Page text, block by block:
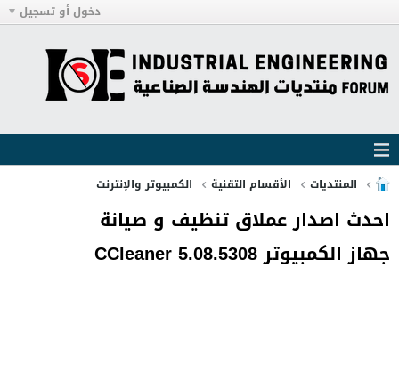
دخول أو تسجيل
المنتديات الأقسام التقنية الكمبيوتر والإنترنت
احدث اصدار عملاق تنظيف و صيانة
جهاز الكمبيوتر CCleaner 5.08.5308